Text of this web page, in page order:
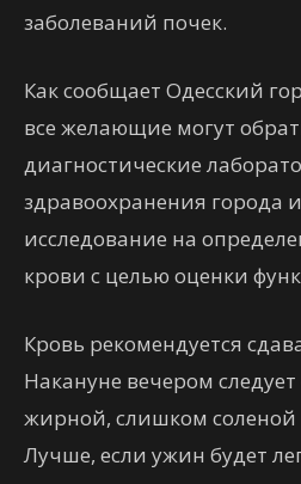
заболеваний почек.
Как сообщает Одесский
все желающие могут
диагностические
здравоохранения города
исследование на
крови с целью оценки
Кровь рекомендуется
Накануне вечером следует
жирной, слишком
Лучше, если ужин будет